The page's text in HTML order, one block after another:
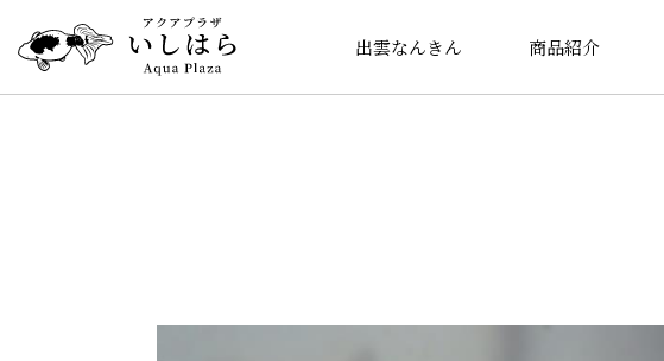
出雲なんきん 商品紹介